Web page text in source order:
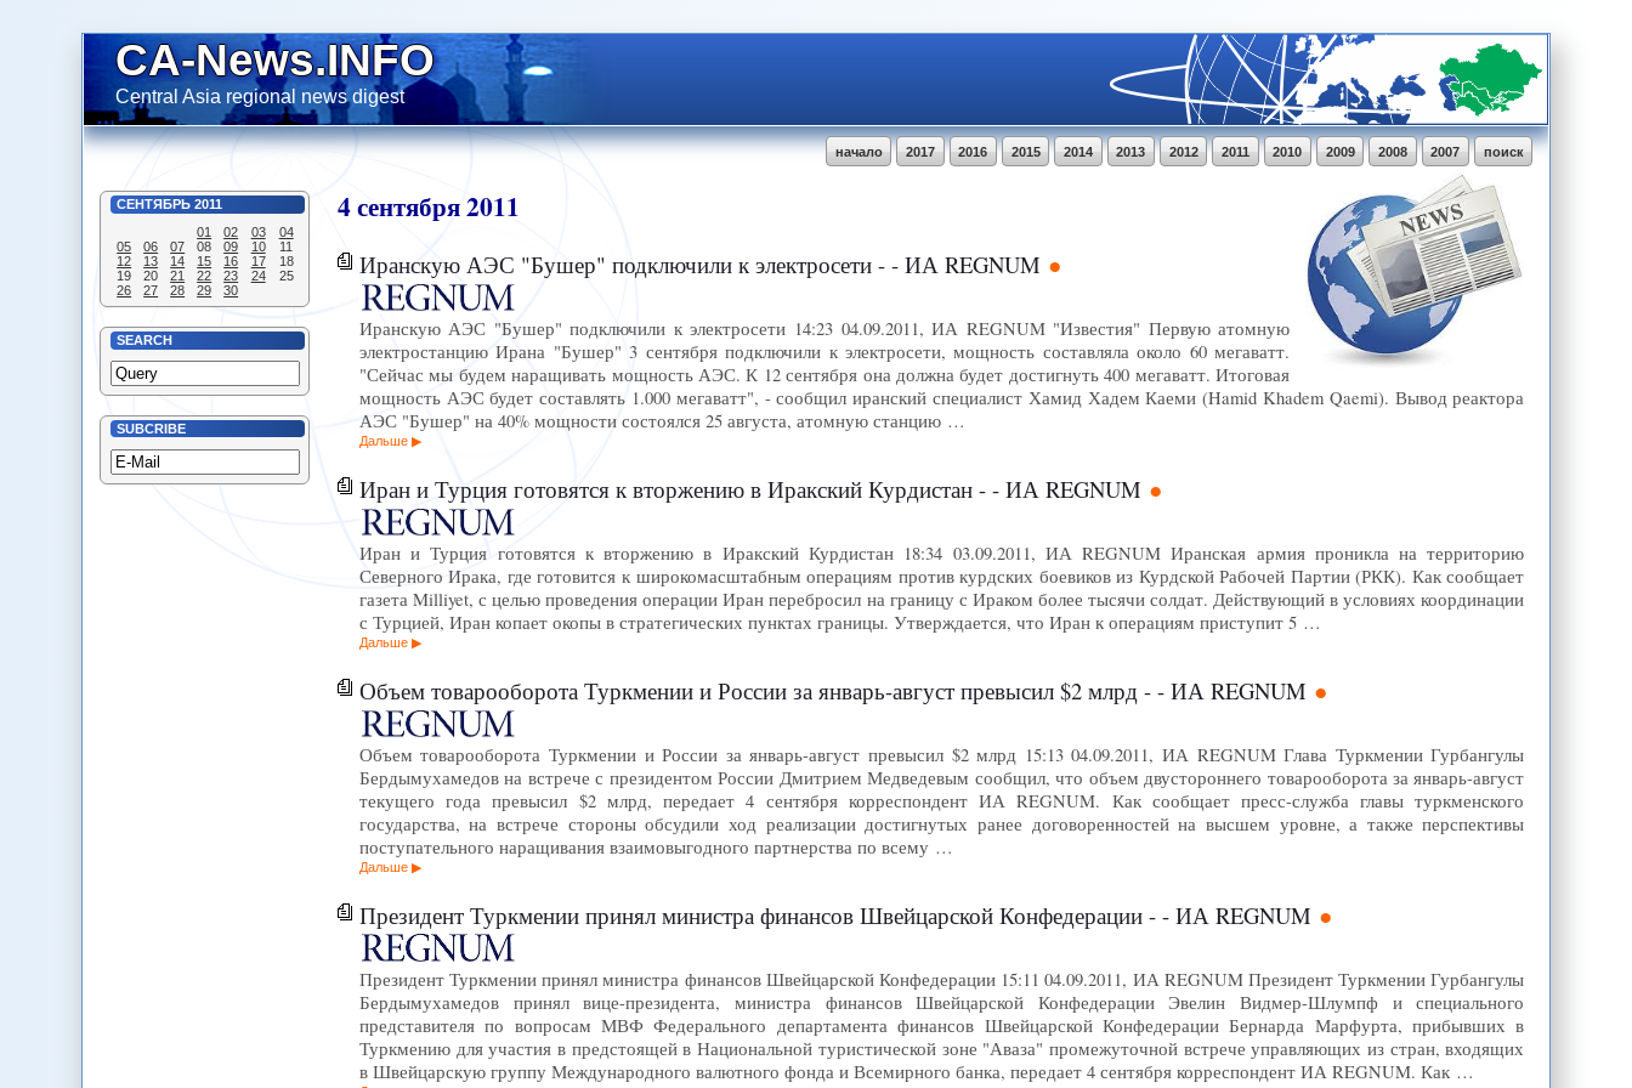
CA-News.INFO
Central Asia regional news digest
поиск
2007
2008
2009
2010
2011
2012
2013
2014
2015
2016
2017
начало
СЕНТЯБРЬ 2011
01
02 03
04
05
06 07 08 09 10
11
12
13 14 15 16 17
18
19
20 21 22 23 24
25
26
27 28 29 30
SEARCH
SUBCRIBE
4сентября2011
Иранскую АЭС "Бушер" подключили к электросети - - ИА REGNUM
Иранскую АЭС "Бушер" подключили к электросети 14:23 04.09.2011, ИА REGNUM "Известия" Первую атомную
электростанцию Ирана "Бушер" 3 сентября подключили к электросети, мощность составляла около 60 мегаватт.
"Сейчас мы будем наращивать мощность АЭС. К 12 сентября она должна будет достигнуть 400 мегаватт. Итоговая
мощность АЭС будет составлять 1.000 мегаватт", - сообщил иранский специалист Хамид Хадем Каеми (Hamid Khadem Qaemi). Вывод реактора
АЭС "Бушер" на 40% мощности состоялся 25 августа, атомную станцию …
Дальше
Иран и Турция готовятся к вторжению в Иракский Курдистан - - ИА REGNUM
Иран и Турция готовятся к вторжению в Иракский Курдистан 18:34 03.09.2011, ИА REGNUM Иранская армия проникла на территорию
Северного Ирака, где готовится к широкомасштабным операциям против курдских боевиков из Курдской Рабочей Партии (РКК). Как сообщает
газета Milliyet, с целью проведения операции Иран перебросил на границу с Ираком более тысячи солдат. Действующий в условиях координации
с Турцией, Иран копает окопы в стратегических пунктах границы. Утверждается, что Иран к операциям приступит 5 …
Дальше
Объем товарооборота Туркмении и России за январь-август превысил $2 млрд - - ИА REGNUM
Объем товарооборота Туркмении и России за январь-август превысил $2 млрд 15:13 04.09.2011, ИА REGNUM Глава Туркмении Гурбангулы
Бердымухамедов на встрече с президентом России Дмитрием Медведевым сообщил, что объем двустороннего товарооборота за январь-август
текущего года превысил $2 млрд, передает 4 сентября корреспондент ИА REGNUM. Как сообщает пресс-служба главы туркменского
государства, на встрече стороны обсудили ход реализации достигнутых ранее договоренностей на высшем уровне, а также перспективы
поступательного наращивания взаимовыгодного партнерства по всему …
Дальше
Президент Туркмении принял министра финансов Швейцарской Конфедерации - - ИА REGNUM
Президент Туркмении принял министра финансов Швейцарской Конфедерации 15:11 04.09.2011, ИА REGNUM Президент Туркмении Гурбангулы
Бердымухамедов принял вице-президента, министра финансов Швейцарской Конфедерации Эвелин Видмер-Шлумпф и специального
представителя по вопросам МВФ Федерального департамента финансов Швейцарской Конфедерации Бернарда Марфурта, прибывших в
Туркмению для участия в предстоящей в Национальной туристической зоне "Аваза" промежуточной встрече управляющих из стран, входящих
в Швейцарскую группу Международного валютного фонда и Всемирного банка, передает 4 сентября корреспондент ИА REGNUM. Как …